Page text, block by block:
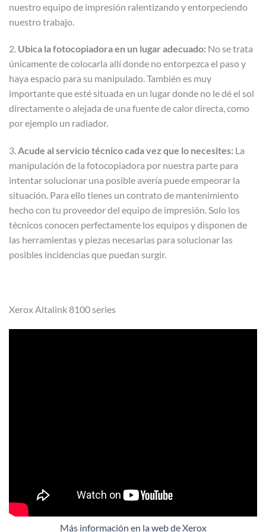
nuestro equipo de impresión ralentizando y entorpeciendo
nuestro trabajo.
2. Ubica la fotocopiadora en un lugar adecuado: No se trata
únicamente de colocarla allí donde no entorpezca el paso y
haya espacio para su manipulado. También es muy
importante que esté situada en un lugar donde no le dé el sol
directamente o alejada de una fuente de calor directa, como
por ejemplo un radiador.
3.Acude al servicio técnico cada vez que lo necesites: La
manipulación de la fotocopiadora por nuestra parte para
intentar solucionar una posible avería puede empeorar la
situación. Para ello tienes un contrato de mantenimiento
hecho con tu proveedor del equipo de impresión. Solo los
técnicos conocen perfectamente los equipos y disponen de
las herramientas y piezas necesarias para solucionar las
posibles incidencias que puedan surgir.
Xerox Altalink 8100 series
Más información en la web de Xerox